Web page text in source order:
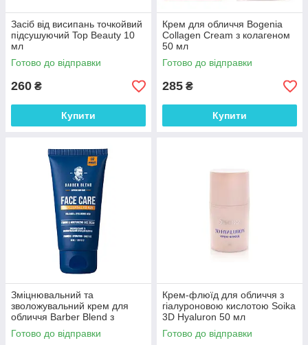
Засіб від висипань точкойвий
підсушуючий Top Beauty 10
мл
Готово до відправки
260 ₴
Купити
Крем для обличчя Bogenia
Collagen Cream з колагеном
50 мл
Готово до відправки
285 ₴
Купити
Зміцнювальний та
зволожувальний крем для
обличчя Barber Blend з
колагеном і гіалуроновою
кислотою 50мл
Готово до відправки
Крем-флюїд для обличчя з
гіалуроновою кислотою Soika
3D Hyaluron 50 мл
Готово до відправки